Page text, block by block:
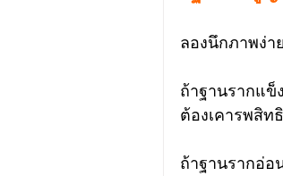
ลองนึกภาพง่า
ถ้าฐานรากแข็
ต้องเคารพสิทธิ
ถ้าฐานรากอ่